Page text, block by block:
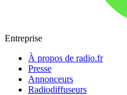
Entreprise
À propos de radio.fr
Presse
Annonceurs
Radiodiffuseurs